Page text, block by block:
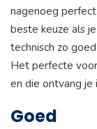
nagenoeg
beste keuze als
technisch zo
Het perfecte
en die ontvang je
Goed